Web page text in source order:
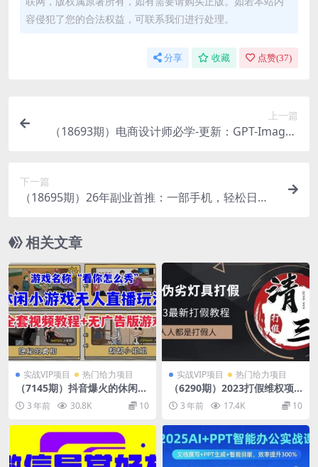
容侵犯了您的合法权益，可联系我们进行处理。
分享 收藏 点赞(37)
上一篇
（18693期）电商设计师必学-更新：GPT-Image2
下一篇
（18695期）26年副业首推：一部手机，轻松日入5
相关文章
实战VIP项目 热门给力项目
（7145期）抖音爆火的休闲小
游戏“看你怎么秀”无人直播玩
法【全套教程+游戏+软件】
3 年前 30.8K 10
实战VIP项目 热门给力项目
（6290期）2023打假维权项
目之灯具篇，小白一单利润上
千（仅揭秘）
3 年前 17.4K 10